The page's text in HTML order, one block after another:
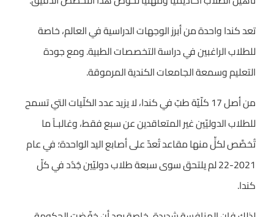
تعد كندا واحدة من أبرز الوجهات الدراسية في العالم، خاصة
للطلاب الراغبين في دراسة التخصصات الطبية. ومع جودة
التعليم وسمعة الجامعات الكندية المرموقة.
من أصل 17 كلّيّة طبّ في كندا، لا يزيد عدد الكلّيات التي تسمح
للطلاب الدوليّين غير المتعاقدين عن سبع فقط، وغالبـاً ما
تُخصَّص لكلٍّ منها مقاعد تُعدّ على أصابع اليد الواحدة؛ في عام
2021-22 لم يلتحق سوى سبعة طلاب دوليّين جُدُد في كلّ
كندا.